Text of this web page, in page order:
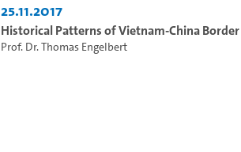
25.11.2017
Historical Patterns of Vietnam-China
Prof. Dr. Thomas Engelbert